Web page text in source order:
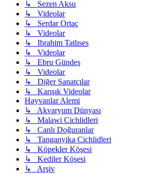
↳ Sezen Aksu
↳ Videolar
↳ Serdar Ortaç
↳ Videolar
↳ Ibrahim Tatlıses
↳ Videolar
↳ Ebru Gündeş
↳ Videolar
↳ Diğer Sanatçılar
↳ Karışık Videolar
Hayvanlar Alemi
↳ Akvaryum Dünyası
↳ Malawi Cichlidleri
↳ Canlı Doğuranlar
↳ Tanganyika Cichlidleri
↳ Köpekler Köşesi
↳ Kediler Köşesi
↳ Arşiv